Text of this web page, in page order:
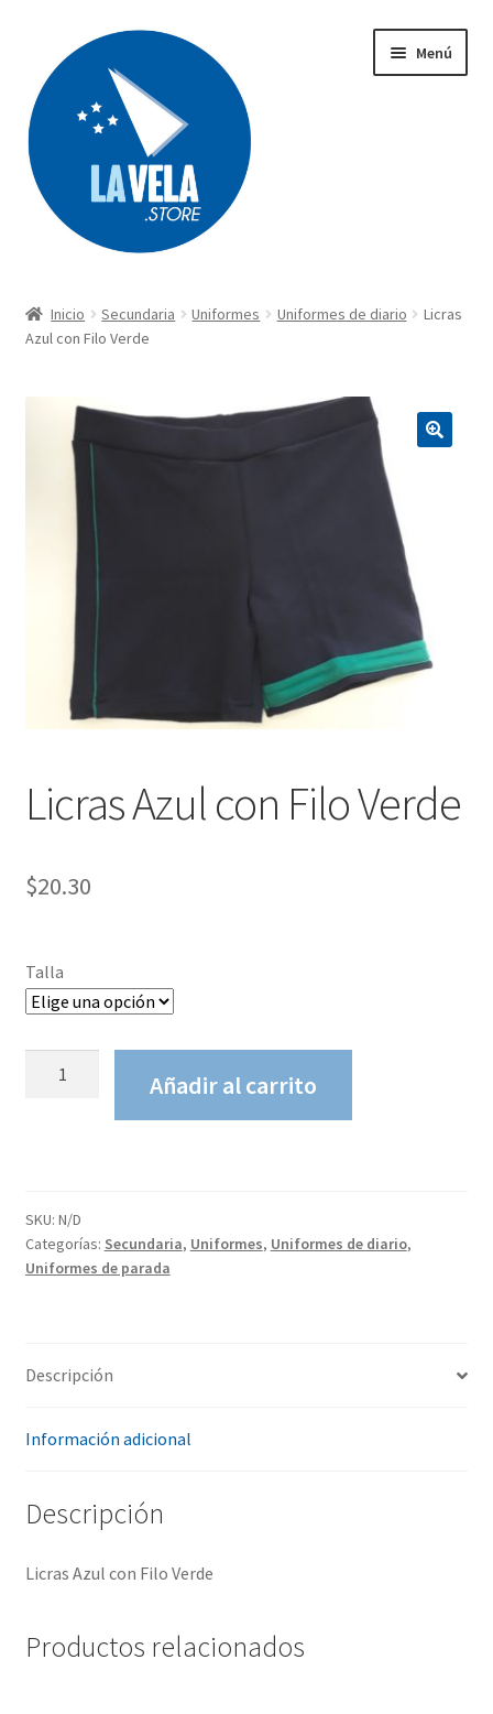
la
navegación
contenido
Menú
Acerca de Lavela
Carrito
Finalizar compra
Inicio Secundaria Uniformes Uniformes de diario
Licras
Azul con Filo Verde
Licras Azul con Filo Verde
$20.30
Talla
Añadir al carrito
SKU: N/D
Categorías: Secundaria, Uniformes, Uniformes de diario,
Uniformes de parada
Descripción
Información adicional
Descripción
Licras Azul con Filo Verde
Productos relacionados